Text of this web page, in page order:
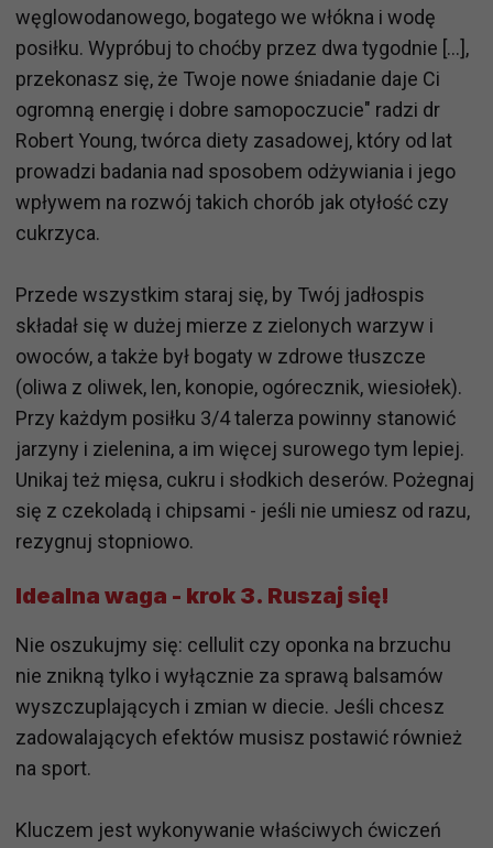
węglowodanowego, bogatego we włókna i wodę
posiłku. Wypróbuj to choćby przez dwa tygodnie [...],
przekonasz się, że Twoje nowe śniadanie daje Ci
ogromną energię i dobre samopoczucie" radzi dr
Robert Young, twórca diety zasadowej, który od lat
prowadzi badania nad sposobem odżywiania i jego
wpływem na rozwój takich chorób jak otyłość czy
cukrzyca.
Przede wszystkim staraj się, by Twój jadłospis
składał się w dużej mierze z zielonych warzyw i
owoców, a także był bogaty w zdrowe tłuszcze
(oliwa z oliwek, len, konopie, ogórecznik, wiesiołek).
Przy każdym posiłku 3/4 talerza powinny stanowić
jarzyny i zielenina, a im więcej surowego tym lepiej.
Unikaj też mięsa, cukru i słodkich deserów. Pożegnaj
się z czekoladą i chipsami - jeśli nie umiesz od razu,
rezygnuj stopniowo.
Idealna waga - krok 3. Ruszaj się!
Nie oszukujmy się: cellulit czy oponka na brzuchu
nie znikną tylko i wyłącznie za sprawą balsamów
wyszczuplających i zmian w diecie. Jeśli chcesz
zadowalających efektów musisz postawić również
na sport.
Kluczem jest wykonywanie właściwych ćwiczeń